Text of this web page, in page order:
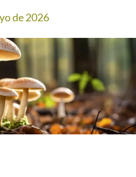
de 2026